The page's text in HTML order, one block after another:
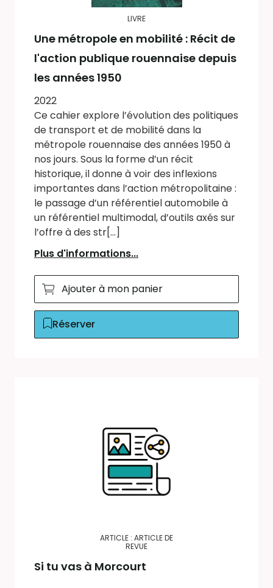
LIVRE
Une métropole en mobilité : Récit de
l'action publique rouennaise depuis
les années 1950
2022
Ce cahier explore l’évolution des politiques
de transport et de mobilité dans la
métropole rouennaise des années 1950 à
nos jours. Sous la forme d’un récit
historique, il donne à voir des inflexions
importantes dans l’action métropolitaine :
le passage d’un référentiel automobile à
un référentiel multimodal, d’outils axés sur
l’offre à des str[...]
Plus d'informations...
Ajouter à mon panier
Réserver
ARTICLE : ARTICLE DE
REVUE
Si tu vas à Morcourt